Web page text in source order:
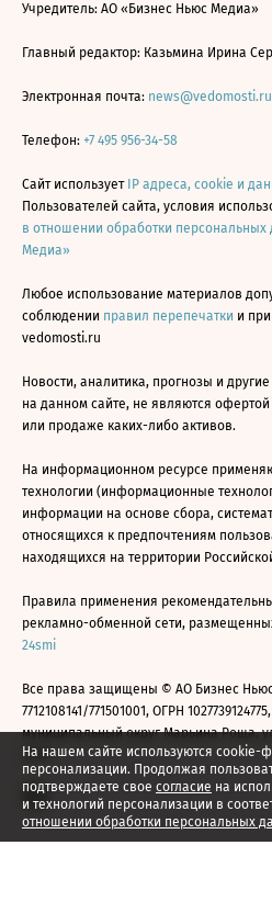
На нашем сайте используются cookie-
персонализации. Продолжая
подтверждаете свое согласие на
и технологий персонализации в
отношении обработки персональных
Учредитель: АО «Бизнес Ньюс Медиа»
Главный редактор: Казьмина Ирина
Электронная почта: news@vedomosti.ru
Телефон: +7 495 956-34-58
Сайт использует IP адреса, cookie и
Пользователей сайта, условия
в отношении обработки
Медиа»
Любое использование материалов
соблюдении правил перепечатки и
vedomosti.ru
Новости, аналитика, прогнозы и
на данном сайте, не являются
или продаже каких-либо активов.
На информационном ресурсе
технологии (информационные
информации на основе сбора,
относящихся к предпочтениям
находящихся на территории
Правила применения
рекламно-обменной сети,
24smi
Все права защищены © АО Бизнес
7712108141/771501001, ОГРН
муниципальный округ Марьина Роща,
2026